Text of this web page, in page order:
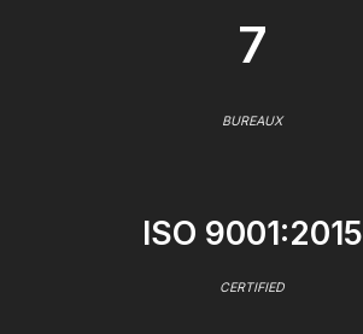
7
BUREAUX
ISO 9001:2015
CERTIFIED